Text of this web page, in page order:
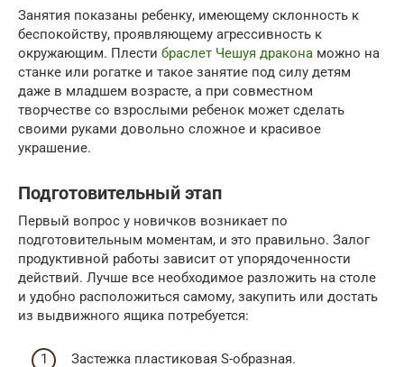
Занятия показаны ребенку, имеющему склонность к
беспокойству, проявляющему агрессивность к
окружающим. Плести браслет Чешуя дракона можно на
станке или рогатке и такое занятие под силу детям
даже в младшем возрасте, а при совместном
творчестве со взрослыми ребенок может сделать
своими руками довольно сложное и красивое
украшение.
Подготовительный этап
Первый вопрос у новичков возникает по
подготовительным моментам, и это правильно. Залог
продуктивной работы зависит от упорядоченности
действий. Лучше все необходимое разложить на столе
и удобно расположиться самому, закупить или достать
из выдвижного ящика потребуется:
Застежка пластиковая S-образная.